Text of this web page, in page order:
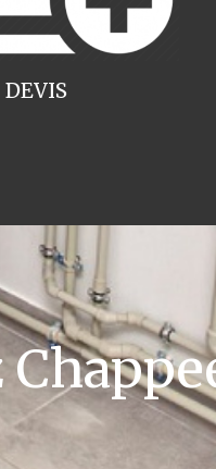
DEVIS